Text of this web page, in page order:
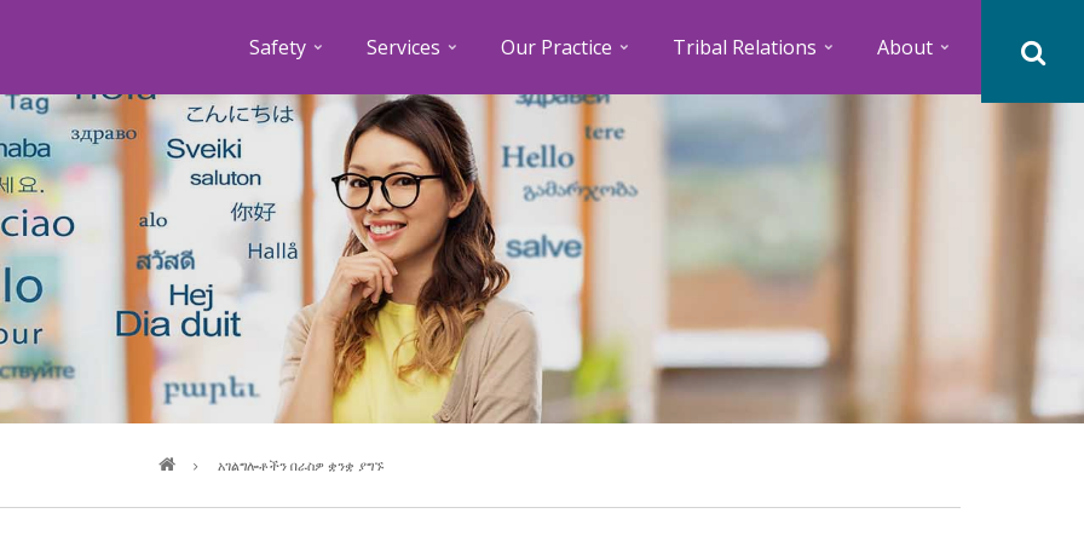
Safety Services Our Practice Tribal Relations About
አገልግሎቶችን በራስዎ ቋንቋ ያግኙ